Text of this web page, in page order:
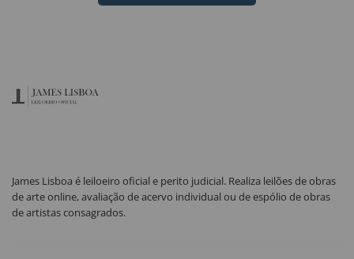
James Lisboa é leiloeiro oficial e perito judicial. Realiza leilões de obras
de arte online, avaliação de acervo individual ou de espólio de obras
de artistas consagrados.